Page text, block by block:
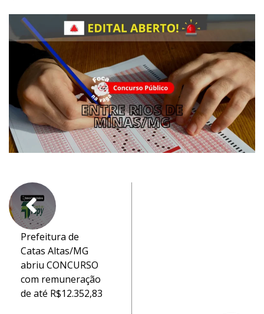
Prefeitura de
Catas Altas/MG
abriu CONCURSO
com remuneração
de até R$12.352,83